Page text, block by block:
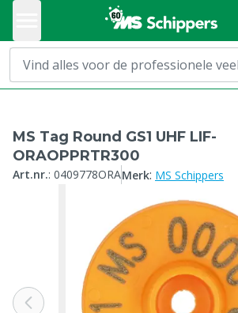
MS Tag Round GS1 UHF LIF-
ORAOPPRTR300
Art.nr.: 0409778ORAMerk: MS Schippers